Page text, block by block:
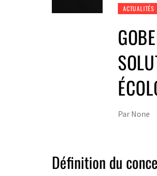
ACTUALITÉS
Par None
Définition du